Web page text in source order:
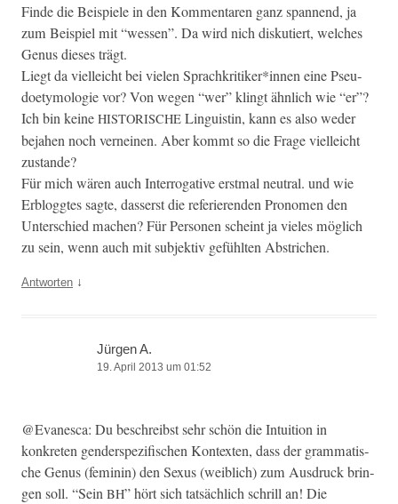
Finde die Beispiele in den Kom­mentaren ganz span­nend, ja
zum Beispiel mit “wessen”. Da wird nich disku­tiert, welch­es
Genus dieses trägt.
Liegt da vielle­icht bei vie­len Sprachkritiker*innen eine Pseu­
doe­t­y­molo­gie vor? Von wegen “wer” klingt ähn­lich wie “er”?
Ich bin keine HISTORISCHE Lin­guistin, kann es also wed­er
beja­hen noch verneinen. Aber kommt so die Frage vielle­icht
zustande?
Für mich wären auch Inter­rog­a­tive erst­mal neu­tral. und wie
Erblog­gtes sagte, dasserst die referieren­den Pronomen den
Unter­schied machen? Für Per­so­n­en scheint ja vieles möglich
zu sein, wenn auch mit sub­jek­tiv gefühlten Abstrichen.
Antworten ↓
Jürgen A.
19. April 2013 um 01:52
@Evanesca: Du beschreib­st sehr schön die Intu­ition in
konkreten gen­der­spez­i­fis­chen Kon­tex­ten, dass der gram­ma­tis­
che Genus (fem­i­nin) den Sexus (weib­lich) zum Aus­druck brin­
gen soll. “Sein BH” hört sich tat­säch­lich schrill an! Die